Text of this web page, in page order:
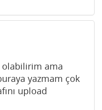
olabilirim ama
yazmam çok
upload